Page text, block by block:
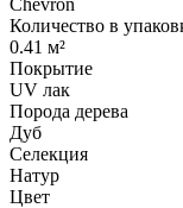
Количество в
0.41 м²
Покрытие
UV лак
Порода дерева
Дуб
Селекция
Натур
Цвет